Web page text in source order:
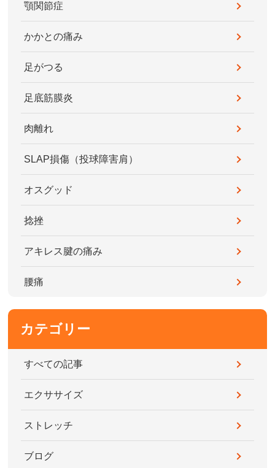
顎関節症
かかとの痛み
足がつる
足底筋膜炎
肉離れ
SLAP損傷（投球障害肩）
オスグッド
捻挫
アキレス腱の痛み
腰痛
カテゴリー
すべての記事
エクササイズ
ストレッチ
ブログ